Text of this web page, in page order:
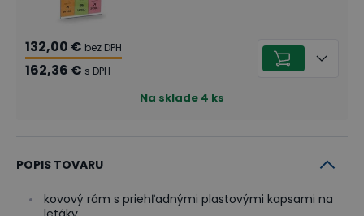
132,00 € bez DPH
162,36 € s DPH
Na sklade 4 ks
POPIS TOVARU
kovový rám s priehľadnými plastovými kapsami na